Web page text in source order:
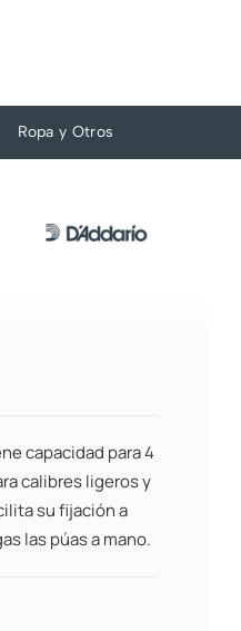
Ropa y Otros
capacidad para 4
calibres ligeros y
su fijación a
las púas a mano.